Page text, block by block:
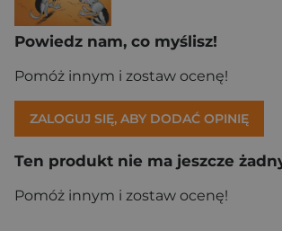
Powiedz nam, co myślisz!
Pomóż innym i zostaw ocenę!
ZALOGUJ SIĘ, ABY DODAĆ OPINIĘ
Ten produkt nie ma jeszcze
Pomóż innym i zostaw ocenę!